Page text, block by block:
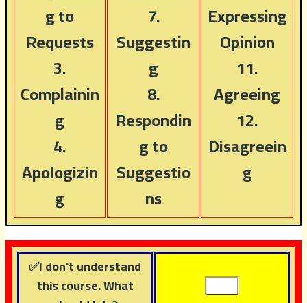
g to
Requests
3.
Complainin
g
4.
Apologizin
g
7.
Suggestin
g
8.
Respondin
g to
Suggestio
ns
Expressing
Opinion
11.
Agreeing
12.
Disagreein
g
✅I don't understand
this course. What